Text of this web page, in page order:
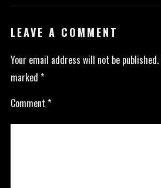
LEAVE A COMMENT
Your email address will not be published.
marked *
Comment *